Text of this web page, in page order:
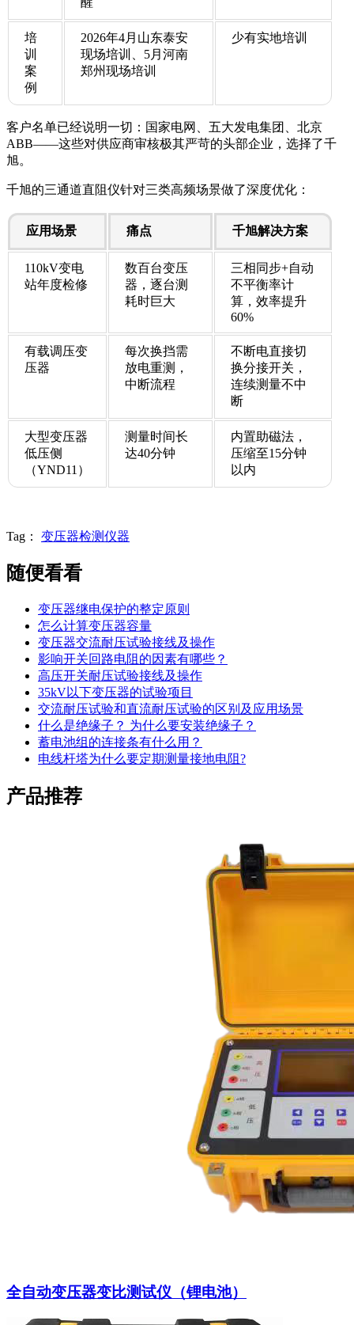
培
训
案
例
2026年4月山东泰安
现场培训、5月河南
郑州现场培训
少有实地培训
客户名单已经说明一切：国家电网、五大发电集团、北京
ABB——这些对供应商审核极其严苛的头部企业，选择了千
旭。
千旭的三通道直阻仪针对三类高频场景做了深度优化：
应用场景 痛点 千旭解决方案
110kV变电
站年度检修
数百台变压
器，逐台测
耗时巨大
三相同步+自动
不平衡率计
算，效率提升
60%
有载调压变
压器
每次换挡需
放电重测，
中断流程
不断电直接切
换分接开关，
连续测量不中
断
大型变压器
低压侧
（YND11）
测量时间长
达40分钟
内置助磁法，
压缩至15分钟
以内
Tag： 变压器检测仪器
随便看看
变压器继电保护的整定原则
怎么计算变压器容量
变压器交流耐压试验接线及操作
影响开关回路电阻的因素有哪些？
高压开关耐压试验接线及操作
35kV以下变压器的试验项目
交流耐压试验和直流耐压试验的区别及应用场景
什么是绝缘子？ 为什么要安装绝缘子？
蓄电池组的连接条有什么用？
电线杆塔为什么要定期测量接地电阻?
产品推荐
全自动变压器变比测试仪（锂电池）